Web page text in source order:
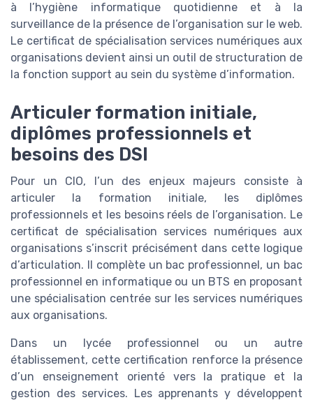
à l’hygiène informatique quotidienne et à la
surveillance de la présence de l’organisation sur le web.
Le certificat de spécialisation services numériques aux
organisations devient ainsi un outil de structuration de
la fonction support au sein du système d’information.
Articuler formation initiale,
diplômes professionnels et
besoins des DSI
Pour un CIO, l’un des enjeux majeurs consiste à
articuler la formation initiale, les diplômes
professionnels et les besoins réels de l’organisation. Le
certificat de spécialisation services numériques aux
organisations s’inscrit précisément dans cette logique
d’articulation. Il complète un bac professionnel, un bac
professionnel en informatique ou un BTS en proposant
une spécialisation centrée sur les services numériques
aux organisations.
Dans un lycée professionnel ou un autre
établissement, cette certification renforce la présence
d’un enseignement orienté vers la pratique et la
gestion des services. Les apprenants y développent